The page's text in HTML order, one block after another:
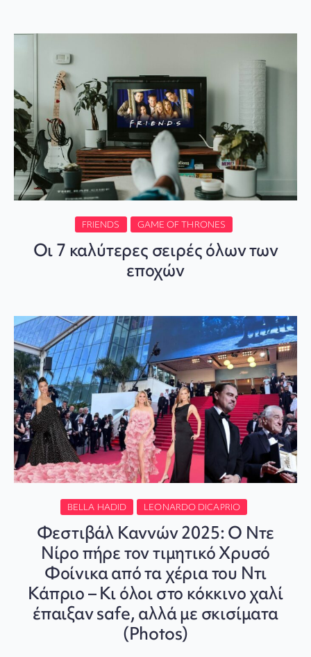
FRIENDS GAME OF THRONES
Οι 7 καλύτερες σειρές όλων των
εποχών
BELLA HADID LEONARDO DICAPRIO
Φεστιβάλ Καννών 2025: Ο Ντε
Νίρο πήρε τον τιμητικό Χρυσό
Φοίνικα από τα χέρια του Ντι
Κάπριο – Κι όλοι στο κόκκινο χαλί
έπαιξαν safe, αλλά με σκισίματα
(Photos)